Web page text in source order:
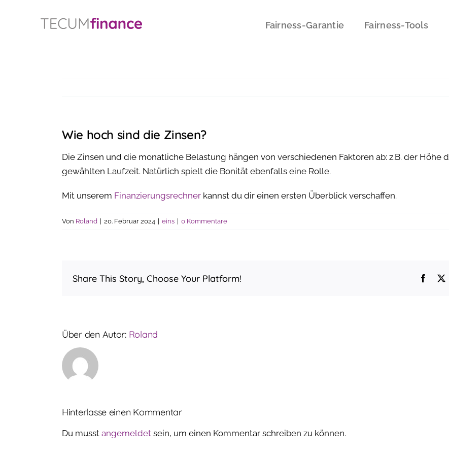
Fairness-Garantie Fairness-Tools
Wie hoch sind die Zinsen?
Die Zinsen und die monatliche Belastung hängen von verschiedenen Faktoren ab: z.B. der Höhe
gewählten Laufzeit. Natürlich spielt die Bonität ebenfalls eine Rolle.
Mit unserem Finanzierungsrechner kannst du dir einen ersten Überblick verschaffen.
Von Roland 20. Februar 2024 eins 0 Kommentare
Share This Story, Choose Your Platform! X
Über den Autor: Roland
Hinterlasse einen Kommentar
Du musst angemeldet sein, um einen Kommentar schreiben zu können.